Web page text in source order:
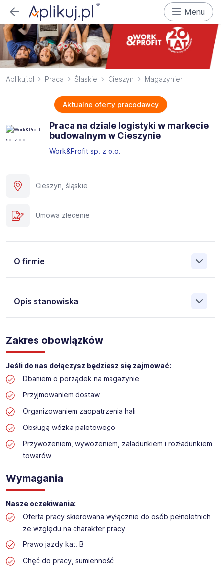
Menu
Aplikuj.pl Praca Śląskie Cieszyn Magazynier
Aktualne oferty pracodawcy
Praca na dziale logistyki w markecie
budowalnym w Cieszynie
Work&Profit sp. z o.o.
Cieszyn, śląskie
Umowa zlecenie
O firmie
Opis stanowiska
Pośrednictwa Pracy i Doradztwa Personalnego Work &
Profit jest obecnie jedną z największych niezależnych
polskich agencji zatrudnienia. W ciągu wielu lat naszej
działalności daliśmy pracę przeszło 50 000 pracowników
w całym kraju. Skutecznie znajdujemy pracowników dla
największych firm, jak również małych rodzinnych
przedsiębiorstw w Polsce. Agencja jest wpisana pod nr
stanowisko:
Praca na dziale logistyki w markecie budowalnym
Lokalizacja: Cieszyn
Zakres obowiązków
Jeśli do nas dołączysz będziesz się zajmować:
Dbaniem o porządek na magazynie
Przyjmowaniem dostaw
Organizowaniem zaopatrzenia hali
Obsługą wózka paletowego
Przywożeniem, wywożeniem, załadunkiem i rozładunkiem
towarów
Wymagania
Nasze oczekiwania:
Oferta pracy skierowana wyłącznie do osób pełnoletnich
ze względu na charakter pracy
Prawo jazdy kat. B
Chęć do pracy, sumienność